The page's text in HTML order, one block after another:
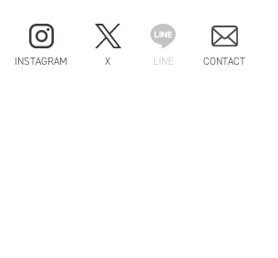
INSTAGRAM X LINE CONTACT